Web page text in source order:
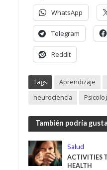
WhatsApp
Telegram
Reddit
Tags Aprendizaje
neurociencia
También podría
Salud
ACTIVITIES
HEALTH